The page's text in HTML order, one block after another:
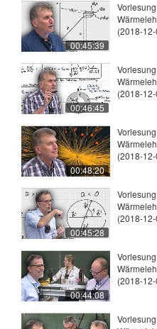
00:45:39
(2018-
00:46:45
(2018-
00:48:20
(2018-
00:45:28
(2018-
00:44:08
(2018-